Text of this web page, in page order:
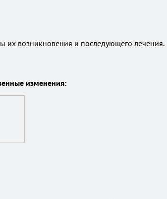
их возникновения и последующего лечения.
изменения: